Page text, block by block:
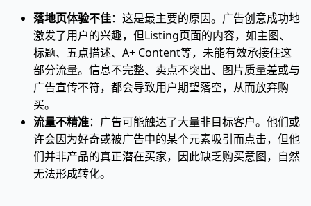
落地页体验不佳：这是最主要的原因。广告创意成功地
激发了用户的兴趣，但Listing页面的内容，如主图、
标题、五点描述、A+ Content等，未能有效承接住这
部分流量。信息不完整、卖点不突出、图片质量差或与
广告宣传不符，都会导致用户期望落空，从而放弃购
买。
流量不精准：广告可能触达了大量非目标客户。他们或
许会因为好奇或被广告中的某个元素吸引而点击，但他
们并非产品的真正潜在买家，因此缺乏购买意图，自然
无法形成转化。